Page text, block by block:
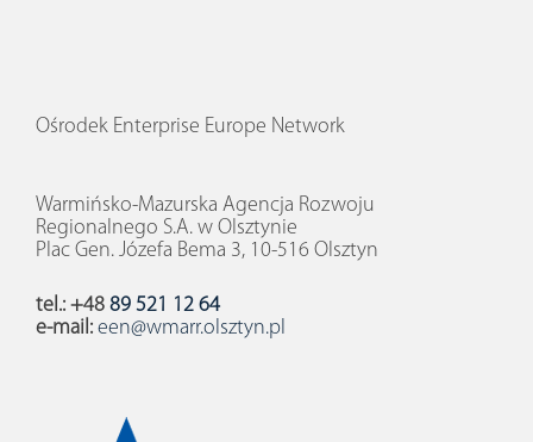
Ośrodek Enterprise Europe Network
Warmińsko-Mazurska Agencja Rozwoju
Regionalnego S.A. w Olsztynie
Plac Gen. Józefa Bema 3, 10-516 Olsztyn
tel.: +48 89 521 12 64
e-mail: een@wmarr.olsztyn.pl